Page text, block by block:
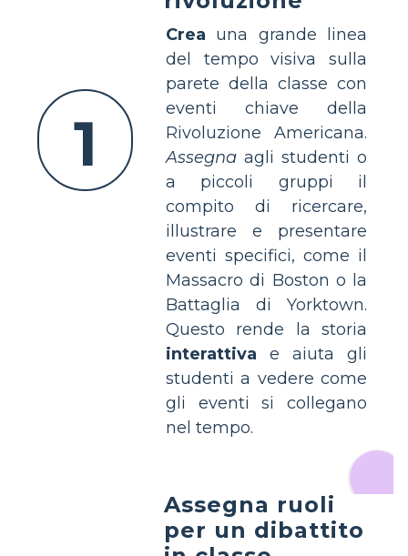
1
Crea una grande linea
del tempo visiva sulla
parete della classe con
eventi chiave della
Rivoluzione Americana.
Assegna agli studenti o
a piccoli gruppi il
compito di ricercare,
illustrare e presentare
eventi specifici, come il
Massacro di Boston o la
Battaglia di Yorktown.
Questo rende la storia
interattiva e aiuta gli
studenti a vedere come
gli eventi si collegano
nel tempo.
Assegna ruoli
per un dibattito